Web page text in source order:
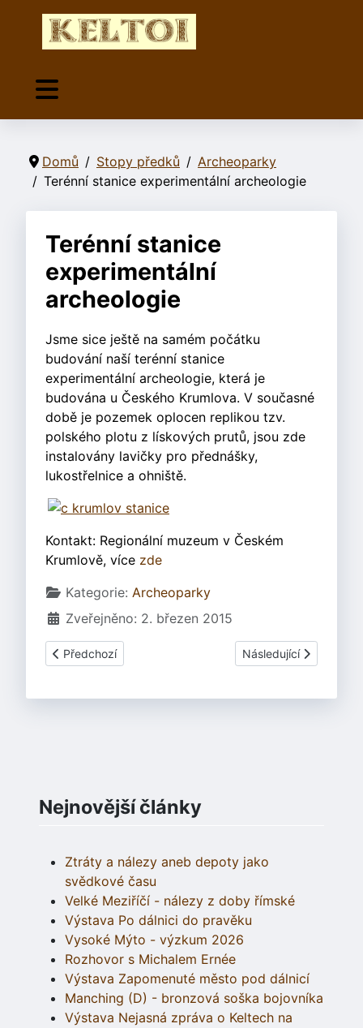
Domů Stopy předků
Archeoparky
Terénní stanice experimentální archeologie
Terénní stanice
experimentální
archeologie
Jsme sice ještě na samém počátku
budování naší terénní stanice
experimentální archeologie, která je
budována u Českého Krumlova. V současné
době je pozemek oplocen replikou tzv.
polského plotu z lískových prutů, jsou zde
instalovány lavičky pro přednášky,
lukostřelnice a ohniště.
Kontakt: Regionální muzeum v Českém
Krumlově, více zde
Základní údaje
Kategorie: Archeoparky
Zveřejněno: 2. březen 2015
Předchozí článek: Archeopark v Chotěbuzi znovuotevřen
Předchozí Další článek: Pravěká
Následující
Nejnovější články
Ztráty a nálezy aneb depoty jako
svědkové času
Velké Meziříčí - nálezy z doby římské
Výstava Po dálnici do pravěku
Vysoké Mýto - výzkum 2026
Rozhovor s Michalem Ernée
Výstava Zapomenuté město pod dálnicí
Manching (D) - bronzová soška bojovníka
Výstava Nejasná zpráva o Keltech na